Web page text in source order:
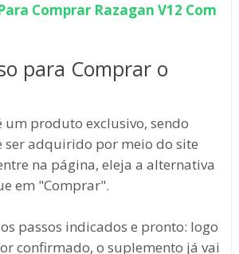
Comprar Razagan V12 Com
para Comprar o
um produto exclusivo, sendo
ser adquirido por meio do site
na página, eleja a alternativa
em "Comprar".
passos indicados e pronto: logo
confirmado, o suplemento já vai